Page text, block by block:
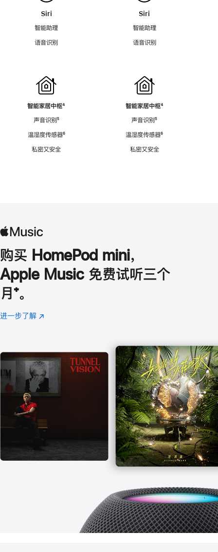
Siri
智能助理
语音识别
智能家居中枢脚
⁴
声音识别脚
⁵
温湿度传感器脚
⁶
私密又安全
Siri
智能助理
语音识别
智能家居中枢脚
⁴
声音识别脚
⁵
温湿度传感器脚
⁶
私密又安全
购买 HomePod mini，
Apple Music 免费试听三个
月 脚
注
⁺。
进一步了解 Apple
(在
口
中
打
开)